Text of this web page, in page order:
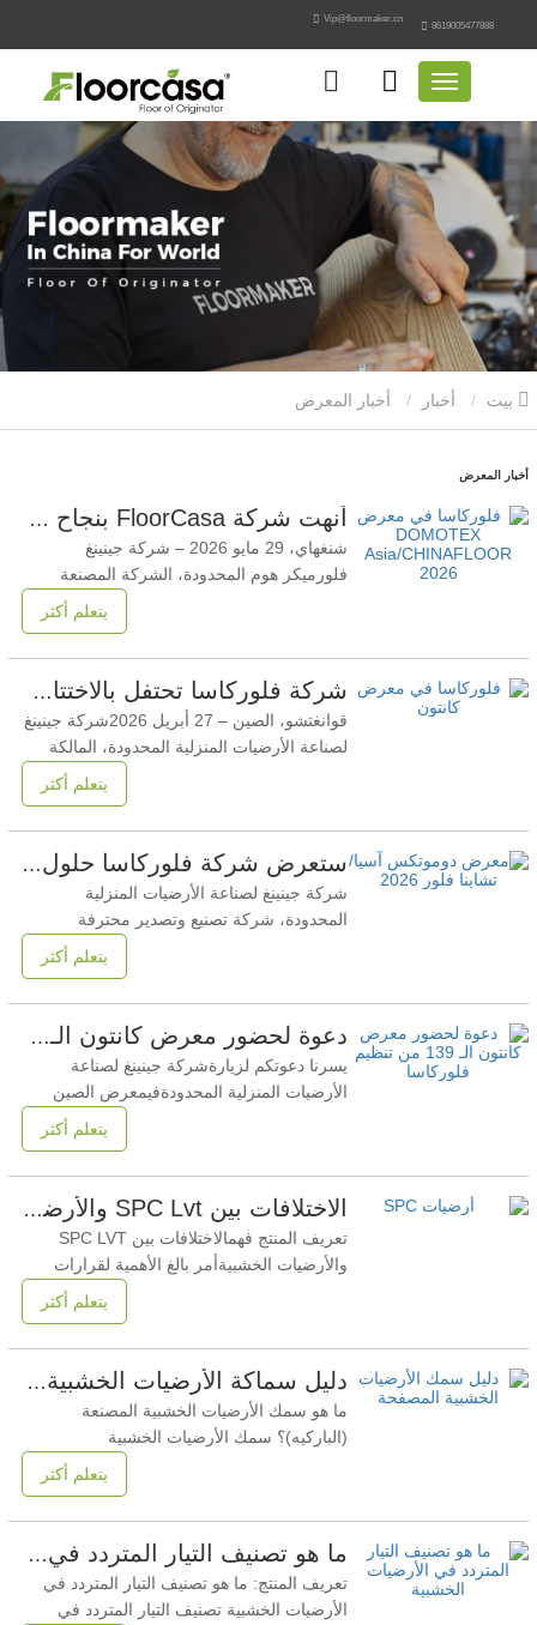
8619005477888
Vip@floormaker.cn
أخبار
أخبار المعرض
أنهت شركة FloorCasa بنجاح مشاركتها في معرض DOMOTEX Asia/CHINA FLOOR 2026.
شنغهاي، 29 مايو 2026 – شركة جينينغ
فلورميكر هوم المحدودة، الشركة المصنعة
الرائدة وراء علامة فلوركاسا التجارية، أنهت
بنجاح مشاركتها في معرض دوموتكس آسيا/
آسيا متخصص في حلول أرضيات وأسطح
مايو في المركز الوطني للمعارض
يتعلم أكثر
شركة فلوركاسا تحتفل بالاختتام الناجح لمعرض الصين للاستيراد والتصدير الـ 139 (معرض كانتون) 2026
قوانغتشو، الصين – 27 أبريل 2026شركة جينينغ
لصناعة الأرضيات المنزلية المحدودة، المالكة
والمصنعة لعلامة الأرضيات المتميزةفلوركاسا،
أعلنت اليوم عن الاختتام الناجح لمعرضها
رقم 139 (معرض كانتون)شهد الحدث، الذي
استمر حتى 27 أبريل 2026، عرض الشركة
لأحدث ابتكاراتها
يتعلم أكثر
ستعرض شركة فلوركاسا حلول الأرضيات المتميزة في معرض دوموتكس آسيا/تشاينا فلور 2026 في شنغهاي
شركة جينينغ لصناعة الأرضيات المنزلية
المحدودة، شركة تصنيع وتصدير محترفة
الجودة.فلوركاسايسرّ العلامة التجارية أن تعلن
فلور 2026أكبر معرض تجاري وأكثرها تأثيراً في
صناعة الأرضيات في آسيا. تفاصيل المعرض:
• حدث:معرض دوموتكس آسيا/تشاينا فلور
يتعلم أكثر
دعوة لحضور معرض كانتون الـ139 لعام 2026 | فلوركاسا
يسرنا دعوتكم لزيارةشركة جينينغ لصناعة
الأرضيات المنزلية المحدودةفيمعرض الصين
الدولي للاستيراد والتصدير رقم 139 (معرض
كانتون)— حدث عالمي رائد في مجال توريد
23 إلى 27 أبريل 2026 مكان: مجمع بازو
لمعرض الصين للاستيراد والتصدير، قوانغتشو.
رقم الكشك: 12.2
يتعلم أكثر
الاختلافات بين SPC Lvt والأرضيات الخشبية
تعريف المنتج فهمالاختلافات بين SPC LVT
والأرضيات الخشبيةأمر بالغ الأهمية لقرارات
الأرضيات التجارية. تختلف أنظمة الأرضيات
الثلاثة هذه بشكل أساسي في المواد الأساسية،
دورة الحياة، مما يؤثر بشكل مباشر على الأداء
في مشاريع البيع بالتجزئة والضيافة والمكاتب
يتعلم أكثر
دليل سماكة الأرضيات الخشبية: المواصفات الهندسية والمشتريات
ما هو سمك الأرضيات الخشبية المصنعة
(الباركيه)؟ سمك الأرضيات الخشبية
المصفحةيشير مصطلح "السماكة" إلى البُعد
الرأسي الكلي للوح صناعي متعدد الطبقات،
السكنية والتجارية. بالنسبة لمديري المشتريات
ومقاولي الهندسة والمشتريات والإنشاء، لا تُعدّ
السماكة مجرد قيمة
يتعلم أكثر
ما هو تصنيف التيار المتردد في الأرضيات الخشبية | الدليل الفني
تعريف المنتج: ما هو تصنيف التيار المتردد في
الأرضيات الخشبية تصنيف التيار المتردد في